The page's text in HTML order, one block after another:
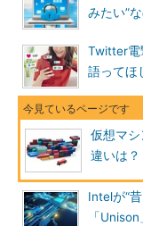
みたい”
Twitter電
語ってほ
仮想マ
違いは
Intelが“
「